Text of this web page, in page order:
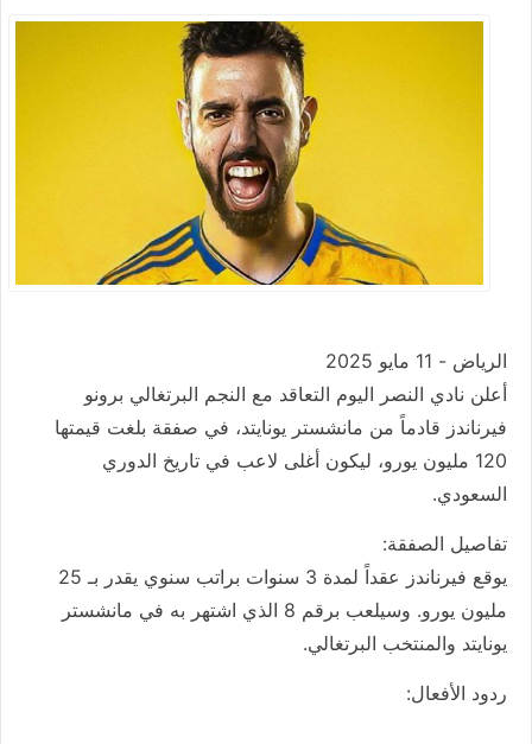
الرياض - 11 مايو 2025
أعلن نادي النصر اليوم التعاقد مع النجم البرتغالي برونو
فيرناندز قادماً من مانشستر يونايتد، في صفقة بلغت قيمتها
120 مليون يورو، ليكون أغلى لاعب في تاريخ الدوري
السعودي.
تفاصيل الصفقة:
يوقع فيرناندز عقداً لمدة 3 سنوات براتب سنوي يقدر بـ 25
مليون يورو. وسيلعب برقم 8 الذي اشتهر به في مانشستر
يونايتد والمنتخب البرتغالي.
ردود الأفعال: